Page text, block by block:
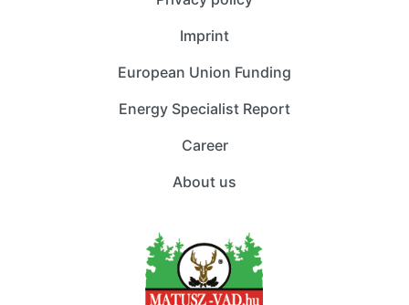
Imprint
European Union Funding
Energy Specialist Report
Career
About us